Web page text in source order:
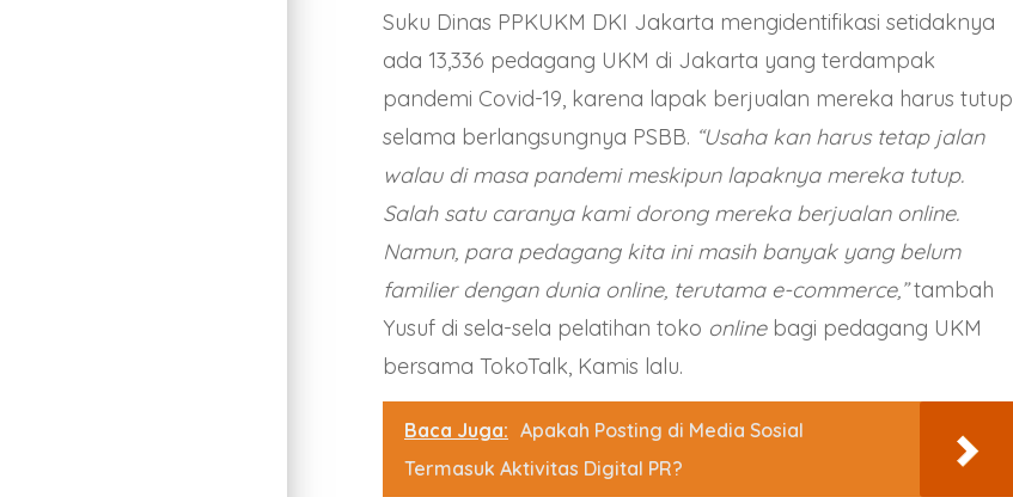
Suku Dinas PPKUKM DKI Jakarta mengidentifikasi setidaknya
ada 13,336 pedagang UKM di Jakarta yang terdampak
pandemi Covid-19, karena lapak berjualan mereka harus tutup
selama berlangsungnya PSBB. “Usaha kan harus tetap jalan
walau di masa pandemi meskipun lapaknya mereka tutup.
Salah satu caranya kami dorong mereka berjualan online.
Namun, para pedagang kita ini masih banyak yang belum
familier dengan dunia online, terutama e-commerce,”tambah
Yusuf di sela-sela pelatihan toko online bagi pedagang UKM
bersama TokoTalk, Kamis lalu.
Baca Juga: Apakah Posting di Media Sosial
Termasuk Aktivitas Digital PR?